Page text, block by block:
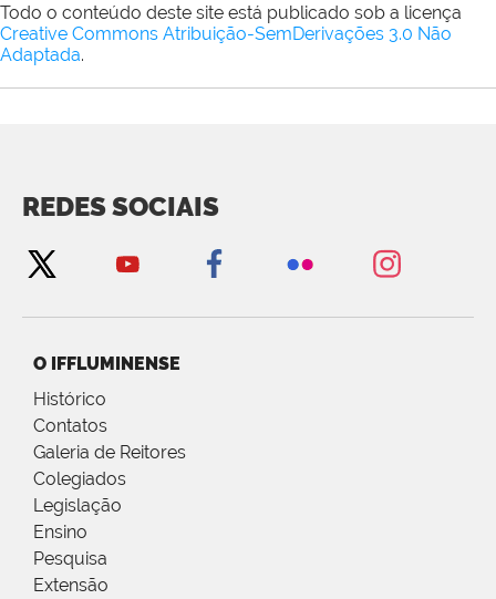
Todo o conteúdo deste site está publicado sob a licença
Creative Commons Atribuição-SemDerivações 3.0 Não
Adaptada.
REDES SOCIAIS
O IFFLUMINENSE
Histórico
Contatos
Galeria de Reitores
Colegiados
Legislação
Ensino
Pesquisa
Extensão